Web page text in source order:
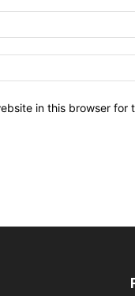
in this browser for